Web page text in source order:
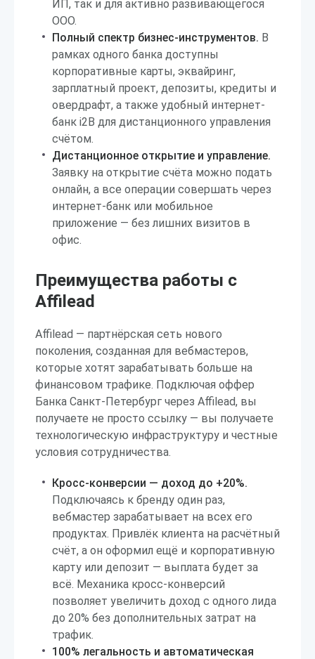
ИП, так и для активно развивающегося
ООО.
Полный спектр бизнес-инструментов. В
рамках одного банка доступны
корпоративные карты, эквайринг,
зарплатный проект, депозиты, кредиты и
овердрафт, а также удобный интернет-
банк i2B для дистанционного управления
счётом.
Дистанционное открытие и управление.
Заявку на открытие счёта можно подать
онлайн, а все операции совершать через
интернет-банк или мобильное
приложение — без лишних визитов в
офис.
Преимущества работы с
Affilead
Affilead — партнёрская сеть нового
поколения, созданная для вебмастеров,
которые хотят зарабатывать больше на
финансовом трафике. Подключая оффер
Банка Санкт-Петербург через Affilead, вы
получаете не просто ссылку — вы получаете
технологическую инфраструктуру и честные
условия сотрудничества.
Кросс-конверсии — доход до +20%.
Подключаясь к бренду один раз,
вебмастер зарабатывает на всех его
продуктах. Привлёк клиента на расчётный
счёт, а он оформил ещё и корпоративную
карту или депозит — выплата будет за
всё. Механика кросс-конверсий
позволяет увеличить доход с одного лида
до 20% без дополнительных затрат на
трафик.
100% легальность и автоматическая